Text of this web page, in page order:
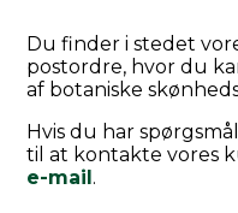
Du finder i stedet
postordre, hvor du
af botaniske
Hvis du har
til at kontakte vores
e-mail.